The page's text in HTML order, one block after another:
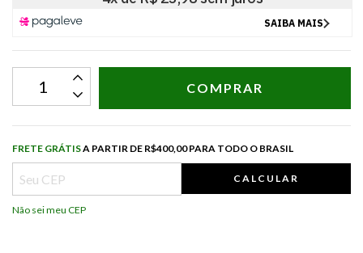
Frete grátis R$400,00 para todo o Brasil
FRETE GRÁTISA PARTIR DE R$400,00 PARA TODO O BRASIL
CALCULAR
Não sei meu CEP